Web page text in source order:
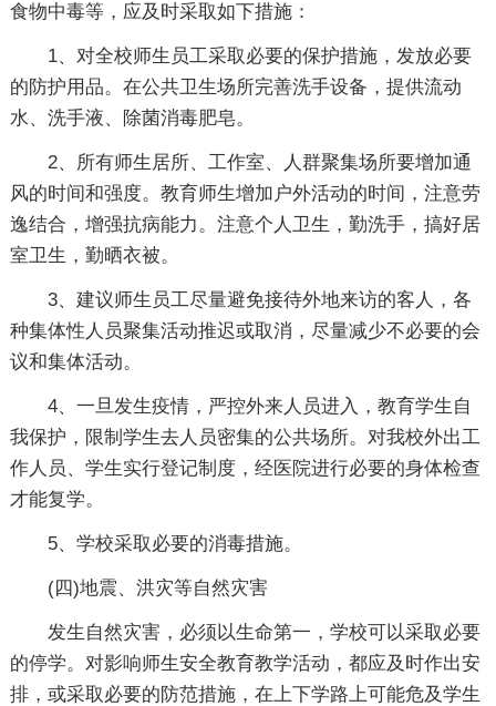
食物中毒等，应及时采取如下措施：
1、对全校师生员工采取必要的保护措施，发放必要
的防护用品。在公共卫生场所完善洗手设备，提供流动
水、洗手液、除菌消毒肥皂。
2、所有师生居所、工作室、人群聚集场所要增加通
风的时间和强度。教育师生增加户外活动的时间，注意劳
逸结合，增强抗病能力。注意个人卫生，勤洗手，搞好居
室卫生，勤晒衣被。
3、建议师生员工尽量避免接待外地来访的客人，各
种集体性人员聚集活动推迟或取消，尽量减少不必要的会
议和集体活动。
4、一旦发生疫情，严控外来人员进入，教育学生自
我保护，限制学生去人员密集的公共场所。对我校外出工
作人员、学生实行登记制度，经医院进行必要的身体检查
才能复学。
5、学校采取必要的消毒措施。
(四)地震、洪灾等自然灾害
发生自然灾害，必须以生命第一，学校可以采取必要
的停学。对影响师生安全教育教学活动，都应及时作出安
排，或采取必要的防范措施，在上下学路上可能危及学生